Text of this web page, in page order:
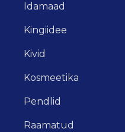
Idamaad
Kingiidee
Kivid
Kosmeetika
Pendlid
Raamatud